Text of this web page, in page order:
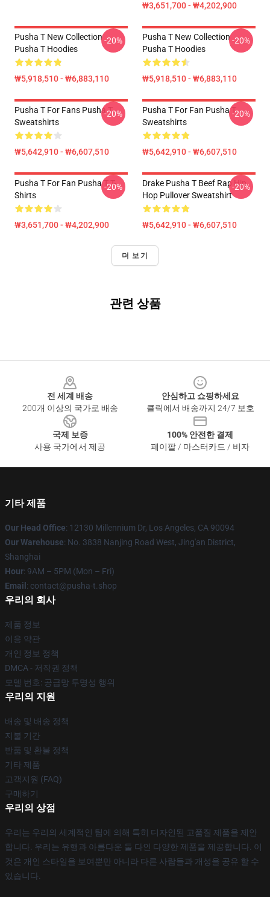
₩3,651,700 - ₩4,202,900
Pusha T New Collection
Pusha T Hoodies
₩5,918,510 - ₩6,883,110
-20%
Pusha T New Collection
Pusha T Hoodies
₩5,918,510 - ₩6,883,110
-20%
Pusha T For Fans Pusha T
Sweatshirts
₩5,642,910 - ₩6,607,510
-20%
Pusha T For Fan Pusha T
Sweatshirts
₩5,642,910 - ₩6,607,510
-20%
Pusha T For Fan Pusha T T-
Shirts
₩3,651,700 - ₩4,202,900
-20%
Drake Pusha T Beef Rap Hip
Hop Pullover Sweatshirt
₩5,642,910 - ₩6,607,510
-20%
더 보기
관련 상품
전 세계 배송
200개 이상의 국가로 배송
안심하고 쇼핑하세요
클릭에서 배송까지 24/7 보호
국제 보증
사용 국가에서 제공
100% 안전한 결제
페이팔 / 마스터카드 / 비자
기타 제품
Our Head Office: 12130 Millennium Dr, Los Angeles, CA 90094
Our Warehouse: No. 3838 Nanjing Road West, Jing'an District,
Shanghai
Hour: 9AM – 5PM (Mon – Fri)
Email : contact@pusha-t.shop
우리의 회사
제품 정보
이용 약관
개인 정보 정책
DMCA - 저작권 정책
모델 번호: 공급망 투명성 행위
우리의 지원
배송 및 배송 정책
지불 기간
반품 및 환불 정책
기타 제품
고객지원 (FAQ)
구매하기
우리의 상점
우리는 우리의 세계적인 팀에 의해 특히 디자인된 고품질 제품을 제안
합니다. 우리는 유행과 아름다운 둘 다인 다양한 제품을 제공합니다. 이
것은 개인 스타일을 보여뿐만 아니라 다른 사람들과 개성을 공유 할 수
있습니다.